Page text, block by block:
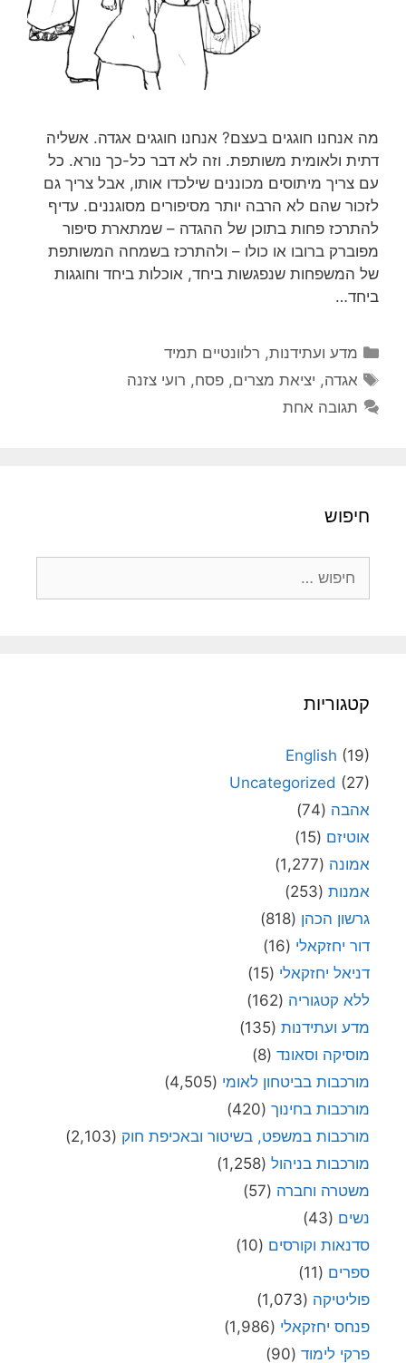
מה אנחנו חוגגים בעצם? אנחנו חוגגים אגדה. אשליה
דתית ולאומית משותפת. וזה לא דבר כל-כך נורא. כל
עם צריך מיתוסים מכוננים שילכדו אותו, אבל צריך גם
לזכור שהם לא הרבה יותר מסיפורים מסוגננים. עדיף
להתרכז פחות בתוכן של ההגדה – שמתארת סיפור
מפוברק ברובו או כולו – ולהתרכז בשמחה המשותפת
של המשפחות שנפגשות ביחד, אוכלות ביחד וחוגגות
ביחד…
קטגוריות
מדע ועתידנות, רלוונטיים תמיד
תגיות
אגדה, יציאת מצרים,פסח, רועי צזנה
תגובה אחת
חיפוש
קטגוריות
English (19)
Uncategorized (27)
אהבה (74)
אוטיזם (15)
אמונה (1,277)
אמנות (253)
גרשון הכהן (818)
דור יחזקאלי (16)
דניאל יחזקאלי (15)
ללא קטגוריה (162)
מדע ועתידנות (135)
מוסיקה וסאונד (8)
מורכבות בביטחון לאומי (4,505)
מורכבות בחינוך (420)
מורכבות במשפט, בשיטור ובאכיפת חוק (2,103)
מורכבות בניהול (1,258)
משטרה וחברה (57)
נשים (43)
סדנאות וקורסים (10)
ספרים (11)
פוליטיקה (1,073)
פנחס יחזקאלי (1,986)
פרקי לימוד (90)